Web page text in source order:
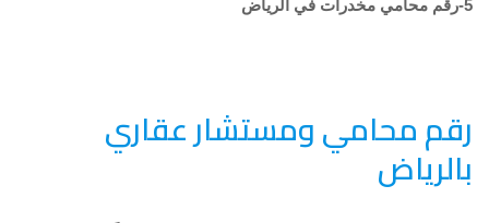
5-رقم محامي مخدرات في الرياض
رقم محامي ومستشار عقاري
بالرياض